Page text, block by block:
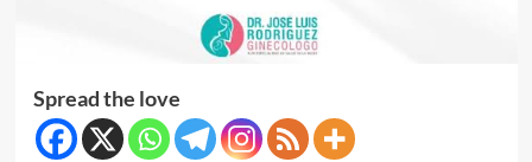
Spread the love